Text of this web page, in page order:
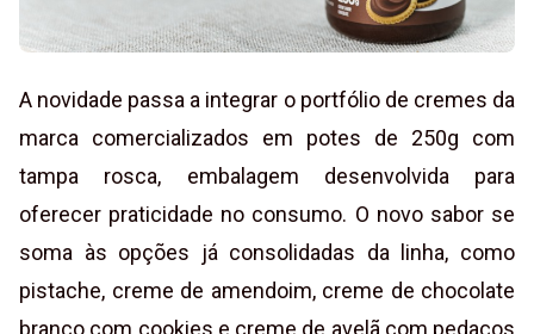
A novidade passa a integrar o portfólio de cremes da
marca comercializados em potes de 250g com
tampa rosca, embalagem desenvolvida para
oferecer praticidade no consumo. O novo sabor se
soma às opções já consolidadas da linha, como
pistache, creme de amendoim, creme de chocolate